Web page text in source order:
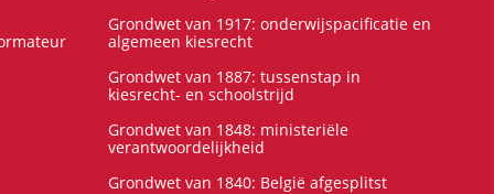
Grondwet van 1917: onderwijspacificatie en
algemeen kiesrecht
Grondwet van 1887: tussenstap in
kiesrecht- en schoolstrijd
Grondwet van 1848: ministeriële
verantwoordelijkheid
Grondwet van 1840: België afgesplitst